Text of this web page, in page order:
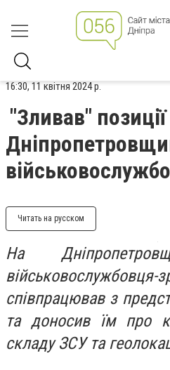
16:30, 11 квітня 2024 р.
"Зливав"
Читать на русском
На
співпрацював з
та доносив їм про
складу ЗСУ та